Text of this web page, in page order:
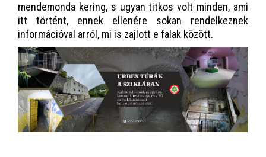
mendemonda kering, s ugyan titkos volt minden, ami
itt történt, ennek ellenére sokan rendelkeznek
információval arról, mi is zajlott e falak között.